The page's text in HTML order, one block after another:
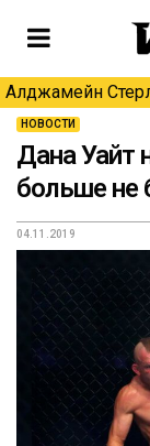
Алджамейн
НОВОСТИ
Дана Уайт
больше не
04.11.2019